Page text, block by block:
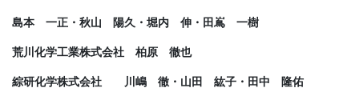
島本 一正・秋山 陽久・堀内 伸・田嶌 一樹
荒川化学工業株式会社 柏原 徹也
綜研化学株式会社 川嶋 徹・山田 紘子・田中 隆佑